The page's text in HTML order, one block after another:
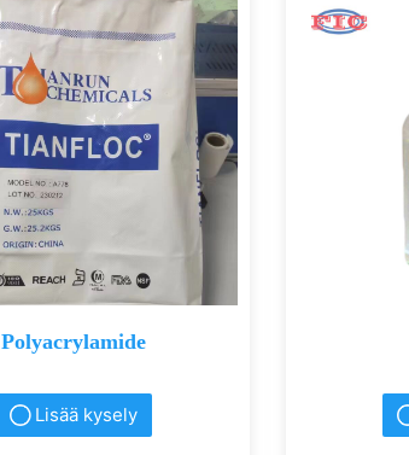
Polyacrylamide
Lisää kysely